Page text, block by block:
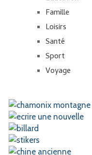
Famille
Loisirs
Santé
Sport
Voyage